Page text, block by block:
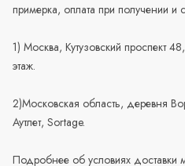
примерка, оплата при получении
1) Москва, Кутузовский проспект
этаж.
2)Московская область, деревня
Аутлет, Sortage.
Подробнее об условиях доставки